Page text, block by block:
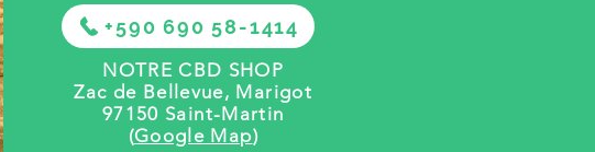
+590 690 58-1414
NOTRE CBD SHOP
Zac de Bellevue, Marigot
97150 Saint-Martin
(Google Map)